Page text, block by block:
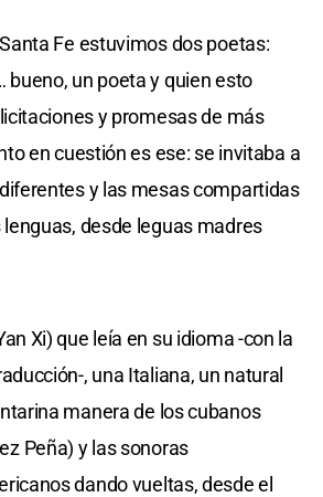
Fe estuvimos dos poetas:
bueno, un poeta y quien esto
y promesas de más
en cuestión es ese: se invitaba a
y las mesas compartidas
desde leguas madres
Xi) que leía en su idioma -con la
, una Italiana, un natural
manera de los cubanos
Peña) y las sonoras
dando vueltas, desde el